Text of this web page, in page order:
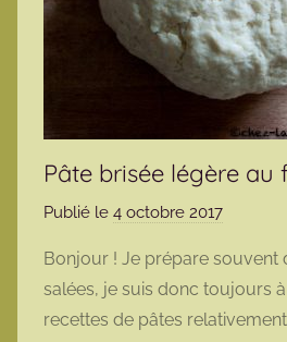
Pâte brisée légère
Publié le 4 octobre 2017
r
m
a
Bonjour ! Je prépare souvent
salées, je suis donc toujours
recettes de pâtes relativement